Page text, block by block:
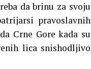
da brinu za svoju
pravoslavnih
Crne Gore kada su
lica snishodljivo